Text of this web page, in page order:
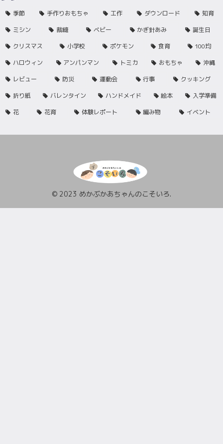
季節 手作りおもちゃ 工作 ダウンロード
知育
ミシン
裁縫 ベビー かぎ針あみ
誕生日
クリスマス
小学校 ポケモン 食育
100均
ハロウィン
アンパンマン トミカ おもちゃ
沖縄
レビュー
防災 運動会 行事
クッキング
折り紙
バレンタイン ハンドメイド 絵本
入学準備
花
花育 体験レポート 編み物 イベント
© 2023 めかぶかあちゃんのこそいろ.